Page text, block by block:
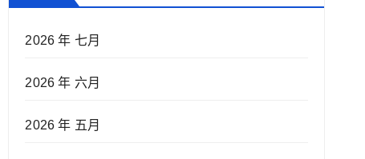
2026 年 七月
2026 年 六月
2026 年 五月